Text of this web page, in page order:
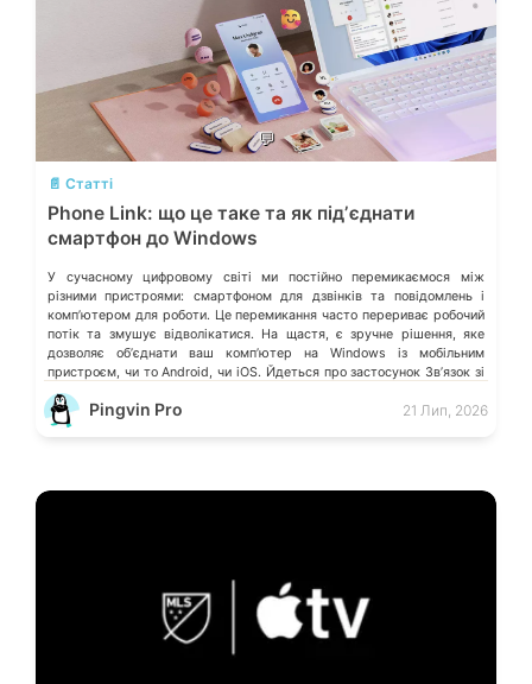
💬
📄 Статті
Phone Link: що це таке та як підʼєднати
смартфон до Windows
У сучасному цифровому світі ми постійно перемикаємося між
різними пристроями: смартфоном для дзвінків та повідомлень і
компʼютером для роботи. Це перемикання часто перериває робочий
потік та змушує відволікатися. На щастя, є зручне рішення, яке
дозволяє обʼєднати ваш компʼютер на Windows із мобільним
пристроєм, чи то Android, чи iOS. Йдеться про застосунок Звʼязок зі
смартфоном (Phone Link) від Microsoft, що перетворює ваш ПК на
своєрідний «міст» до функцій смартфона.
Pingvin Pro 21 Лип, 2026